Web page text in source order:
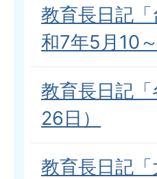
教育長日記
和7年5月10～
教育長日記
26日）
教育長日記